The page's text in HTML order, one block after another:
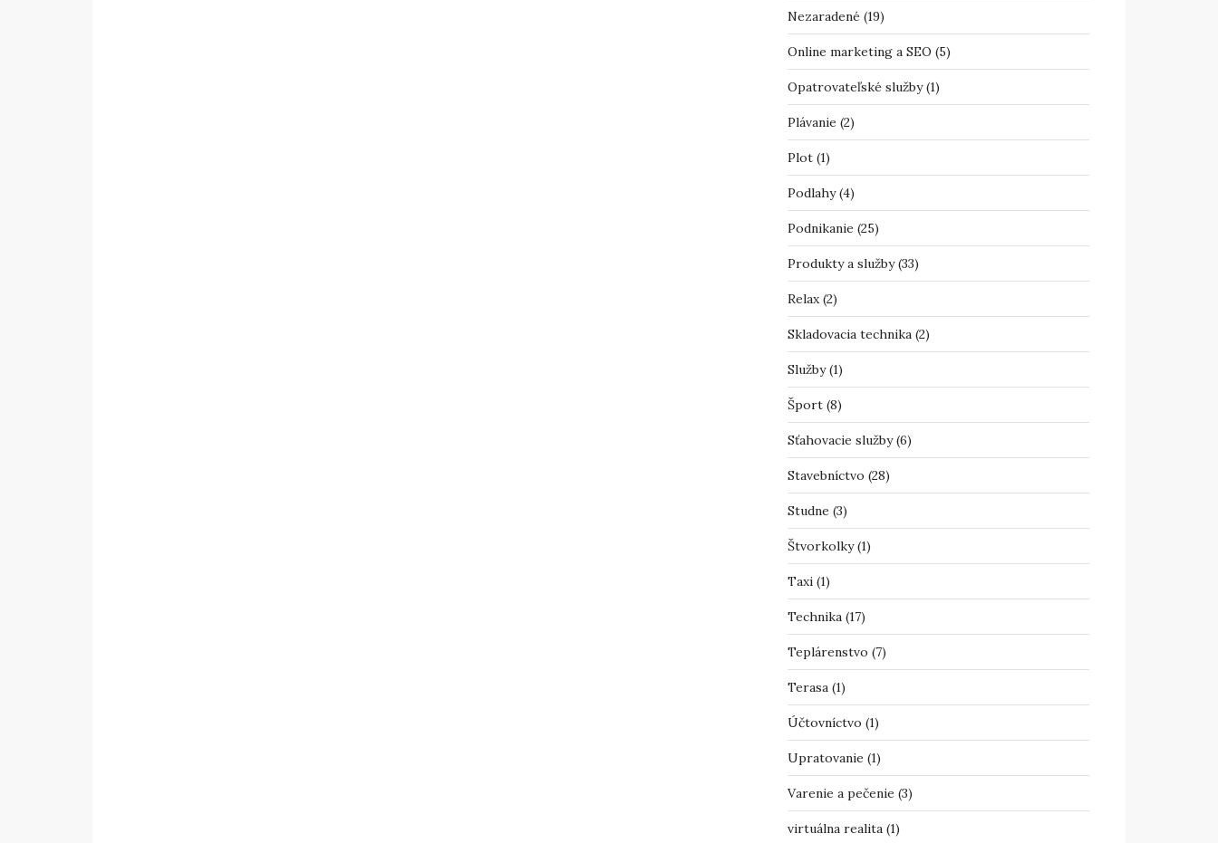
Nezaradené (19)
Online marketing a SEO (5)
Opatrovateľské služby(1)
Plávanie (2)
Plot(1)
Podlahy(4)
Podnikanie (25)
Produkty a služby(33)
Relax(2)
Skladovacia technika(2)
Služby(1)
Šport(8)
Sťahovacie služby(6)
Stavebníctvo (28)
Studne (3)
Štvorkolky(1)
Taxi(1)
Technika(17)
Teplárenstvo (7)
Terasa(1)
Účtovníctvo (1)
Upratovanie (1)
Varenie a pečenie (3)
virtuálna realita(1)